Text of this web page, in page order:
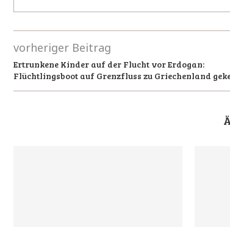
vorheriger Beitrag
Ertrunkene Kinder auf der Flucht vor Erdogan:
Flüchtlingsboot auf Grenzfluss zu Griechenland